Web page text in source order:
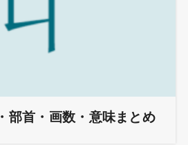
部首・画数・意味まとめ